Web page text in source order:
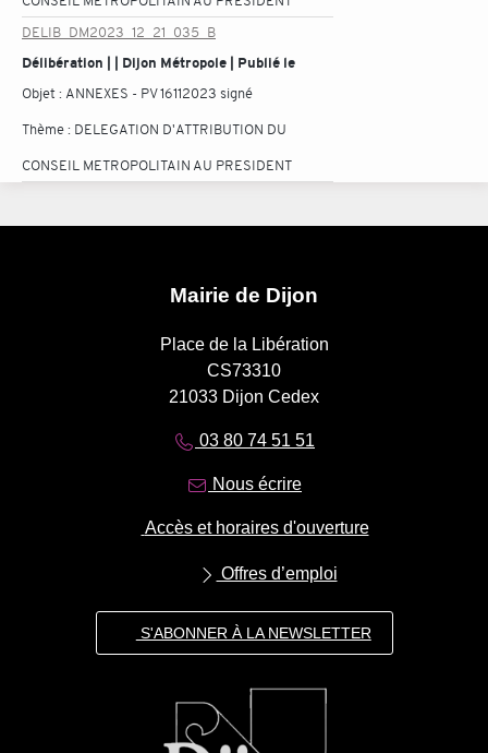
DELIB_DM2023_12_21_035_B
Délibération | | Dijon Métropole | Publié le
Objet : ANNEXES - PV 16112023 signé
Thème : DELEGATION D'ATTRIBUTION DU
CONSEIL METROPOLITAIN AU PRESIDENT
Mairie de Dijon
Place de la Libération
CS73310
21033 Dijon Cedex
03 80 74 51 51
Nous écrire
Accès et horaires d'ouverture
Offres d’emploi
S'ABONNER À LA NEWSLETTER